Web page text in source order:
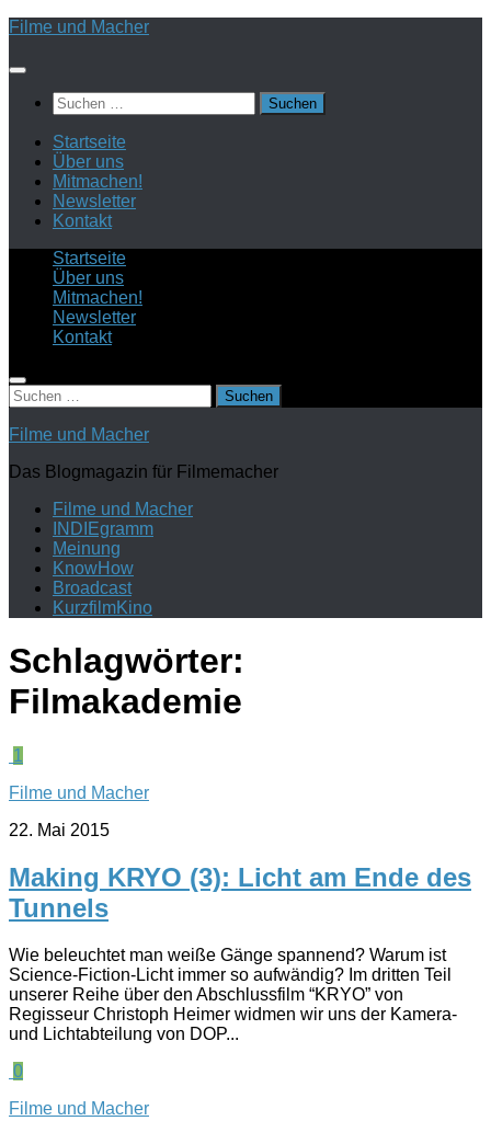
Zum
springen
Filme und Macher
Suchen
nach:
Startseite
Über uns
Mitmachen!
Newsletter
Kontakt
Startseite
Über uns
Mitmachen!
Newsletter
Kontakt
Suchen
nach:
Filme und Macher
Das Blogmagazin für Filmemacher
Filme und Macher
INDIEgramm
Meinung
KnowHow
Broadcast
KurzfilmKino
Schlagwörter:
Filmakademie
1
Filme und Macher
22. Mai 2015
Making KRYO (3): Licht am Ende des
Tunnels
Wie beleuchtet man weiße Gänge spannend? Warum ist
Science-Fiction-Licht immer so aufwändig? Im dritten Teil
unserer Reihe über den Abschlussfilm “KRYO” von
Regisseur Christoph Heimer widmen wir uns der Kamera-
und Lichtabteilung von DOP...
0
Filme und Macher